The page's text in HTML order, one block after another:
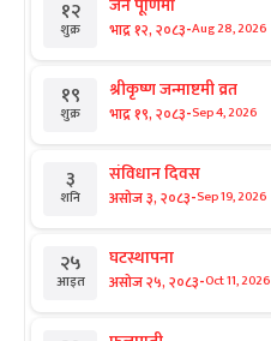
१२
शुक्र भाद्र १२, २०८३-Aug 28, 2026
१९
शुक्र
श्रीकृष्ण जन्माष्टमी व्रत
भाद्र १९, २०८३-Sep 4, 2026
३
शनि
संविधान दिवस
असोज ३, २०८३-Sep 19, 2026
२५
आइत
घटस्थापना
असोज २५, २०८३-Oct 11, 2026